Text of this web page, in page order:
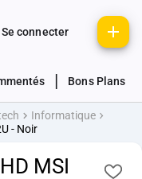
Se connecter
Bons Plans
Informatique
- Noir
MSI